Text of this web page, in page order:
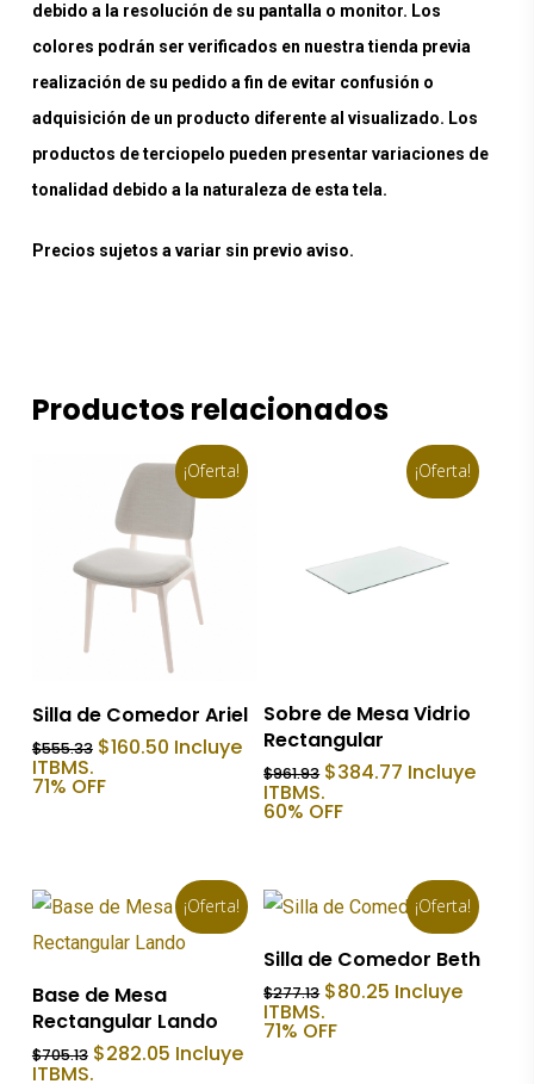
debido a la resolución de su pantalla o monitor. Los
colores podrán ser verificados en nuestra tienda previa
realización de su pedido a fin de evitar confusión o
adquisición de un producto diferente al visualizado. Los
productos de terciopelo pueden presentar variaciones de
tonalidad debido a la naturaleza de esta tela.
Precios sujetos a variar sin previo aviso.
Productos relacionados
¡Oferta!
Añadir Al Carrito
Silla de Comedor Ariel
$555.33 El
original
$160.50El
precio
Incluye
ITBMS.
71% OFF
¡Oferta!
Añadir Al Carrito
Sobre de Mesa Vidrio
Rectangular
$961.93 El
precio
original
$384.77 El
precio
Incluye
ITBMS.
60% OFF
¡Oferta!
Añadir Al Carrito
Base de Mesa
Rectangular Lando
$705.13 El
precio
$282.05El
precio
Incluye
ITBMS.
¡Oferta!
Añadir Al Carrito
Silla de Comedor Beth
$277.13 El
precio
original
$80.25 El
precio
Incluye
ITBMS.
71% OFF